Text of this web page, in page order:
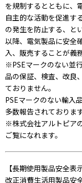
を規制するとともに、
自主的な活動を促進す
の発生を防止する、と
以降、電気製品に安全
入、販売することが義
※PSEマークのない並
品の保証、検査、改良
ておりません。
PSEマークのない輸入
多数報告されておりま
※株式会社アルトピア
ご覧になれます。
【長期使用製品安全表
改正消費生活用製品安